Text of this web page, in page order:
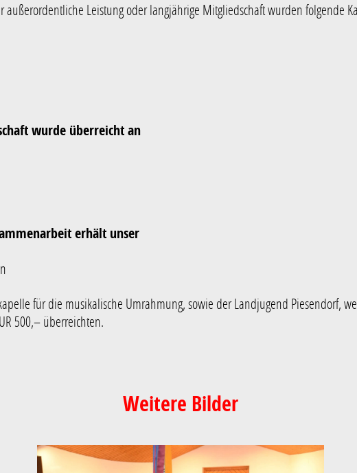
außerordentliche Leistung oder langjährige Mitgliedschaft wurden folgende
wurde überreicht an
erhält unser
für die musikalische Umrahmung, sowie der Landjugend Piesendorf,
500,– überreichten.
Weitere Bilder